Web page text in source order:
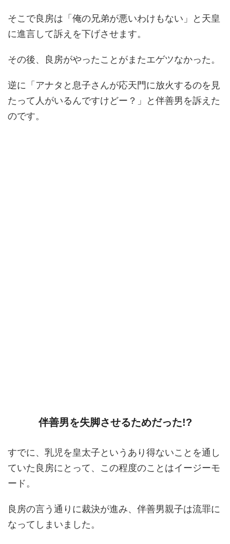
そこで良房は「俺の兄弟が悪いわけもない」と天皇
に進言して訴えを下げさせます。
その後、良房がやったことがまたエゲツなかった。
逆に「アナタと息子さんが応天門に放火するのを見
たって人がいるんですけどー？」と伴善男を訴えた
のです。
伴善男を失脚させるためだった!?
すでに、乳児を皇太子というあり得ないことを通し
ていた良房にとって、この程度のことはイージーモ
ード。
良房の言う通りに裁決が進み、伴善男親子は流罪に
なってしまいました。